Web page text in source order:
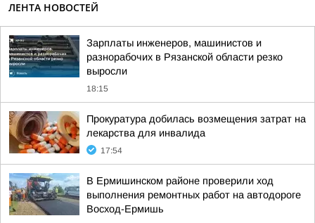
ЛЕНТА НОВОСТЕЙ
Зарплаты инженеров, машинистов и
разнорабочих в Рязанской области резко
выросли
18:15
Прокуратура добилась возмещения затрат на
лекарства для инвалида
17:54
В Ермишинском районе проверили ход
выполнения ремонтных работ на автодороге
Восход-Ермишь